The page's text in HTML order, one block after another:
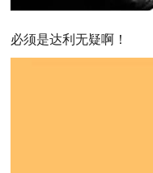
必须是达利无疑啊！